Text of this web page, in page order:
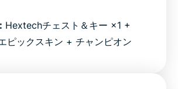
Hextechチェスト＆キー ×1 +
ピックスキン + チャンピオン